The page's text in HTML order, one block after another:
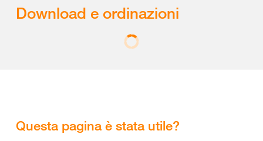
Download e ordinazioni
Questa pagina è stata utile?